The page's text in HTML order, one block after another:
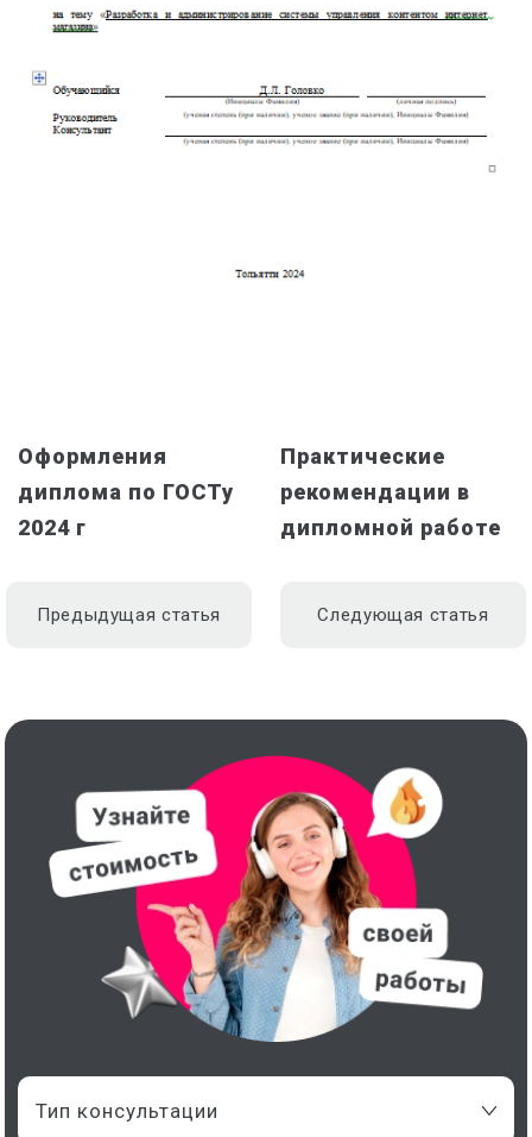
Оформления
диплома по ГОСТу
2024 г
Предыдущая статья
Практические
рекомендации в
дипломной работе
Следующая статья
Тип консультации